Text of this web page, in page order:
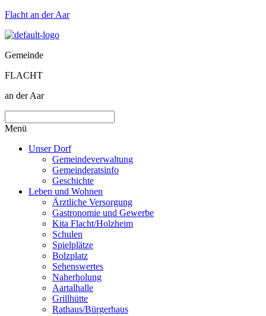
Flacht an der Aar
Gemeinde
FLACHT
an der Aar
Menü
Unser Dorf
Gemeindeverwaltung
Gemeinderatsinfo
Geschichte
Leben und Wohnen
Ärztliche Versorgung
Gastronomie und Gewerbe
Kita Flacht/Holzheim
Schulen
Spielplätze
Bolzplatz
Sehenswertes
Naherholung
Aartalhalle
Grillhütte
Rathaus/Bürgerhaus